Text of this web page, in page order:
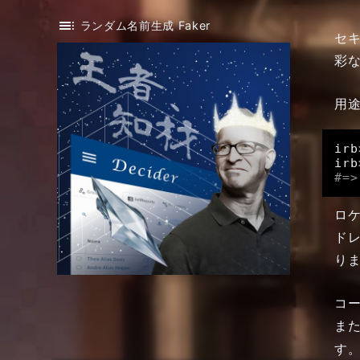
toc ランダム名前生成 Faker
セ
彩
用
ロ
ド
り
コ
ま
す